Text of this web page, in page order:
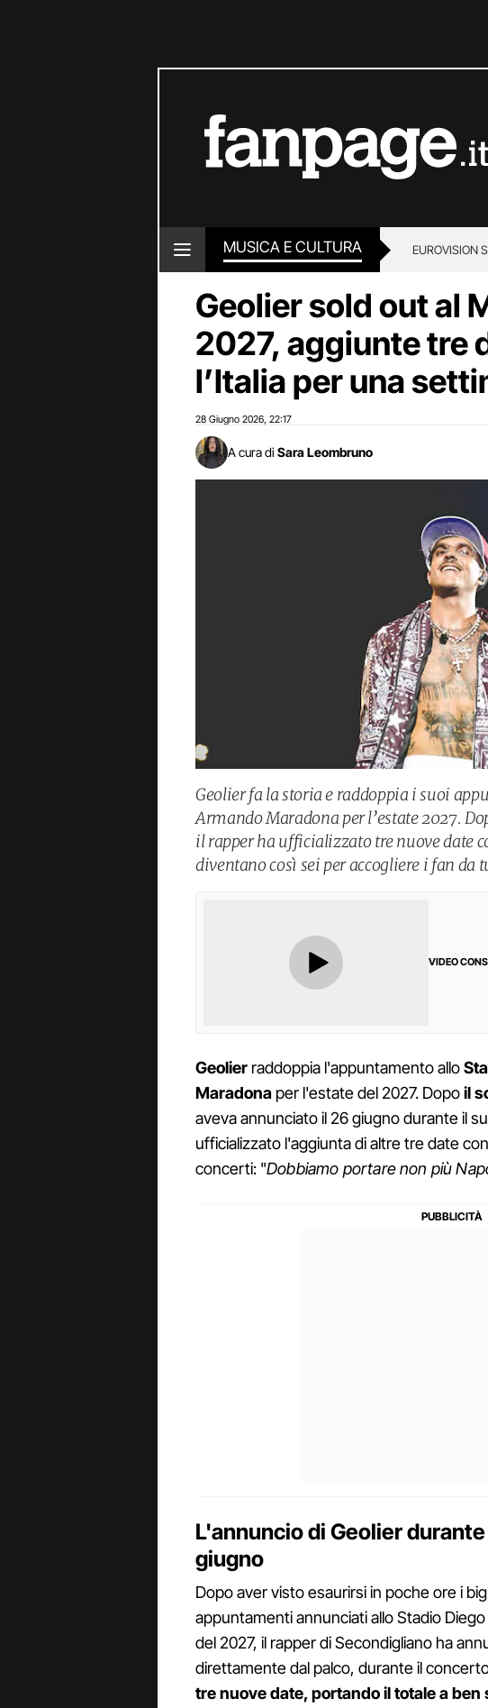
MUSICA E CULTURA EUROVISION
Geolier sold out al
2027, aggiunte tre
l’Italia per una
28 Giugno 2026 22:17
A cura di Sara Leombruno
Geolier fa la storia e raddoppia i suoi
Armando Maradona per l’estate 2027.
il rapper ha ufficializzato tre nuove date
diventano così sei per accogliere i fan da
VIDEO
Geolier raddoppia l'appuntamento allo
Maradona per l'estate del 2027. Dopoil
aveva annunciato il 26 giugno durante il
ufficializzato l'aggiunta di altre tre date
concerti: "Dobbiamo portare non più
L'annuncio di Geolier
giugno
Dopo aver visto esaurirsi in poche ore i
appuntamenti annunciati allo Stadio
del 2027, il rapper di Secondigliano ha
direttamente dal palco, durante il
tre nuove date, portando il totale a